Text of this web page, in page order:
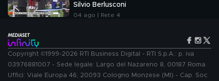
Silvio Berlusconi
04 ago | Rete 4
Copyright ©1999-2026 RTI Business Digital - RTI S.p.A.: p. iva
03976881007 - Sede legale: Largo del Nazareno 8, 00187 Roma.
Uffici: Viale Europa 46, 20093 Cologno Monzese (MI) - Cap. Soc.